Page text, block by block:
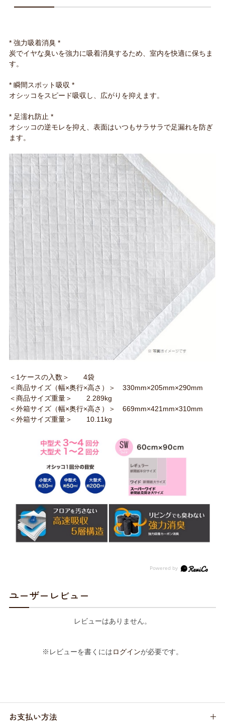
* 強力吸着消臭 *
炭でイヤな臭いを強力に吸着消臭するため、室内を快適に保ちま
す。
* 瞬間スポット吸収 *
オシッコをスピード吸収し、広がりを抑えます。
* 足濡れ防止 *
オシッコの逆モレを抑え、表面はいつもサラサラで足漏れを防ぎ
ます。
＜1ケースの入数＞ 4袋
＜商品サイズ（幅×奥行×高さ）＞ 330mm×205mm×290mm
＜商品サイズ重量＞ 2.289kg
＜外箱サイズ（幅×奥行×高さ）＞ 669mm×421mm×310mm
＜外箱サイズ重量＞ 10.11kg
ユーザーレビュー
レビューはありません。
※レビューを書くにはログインが必要です。
お支払い方法